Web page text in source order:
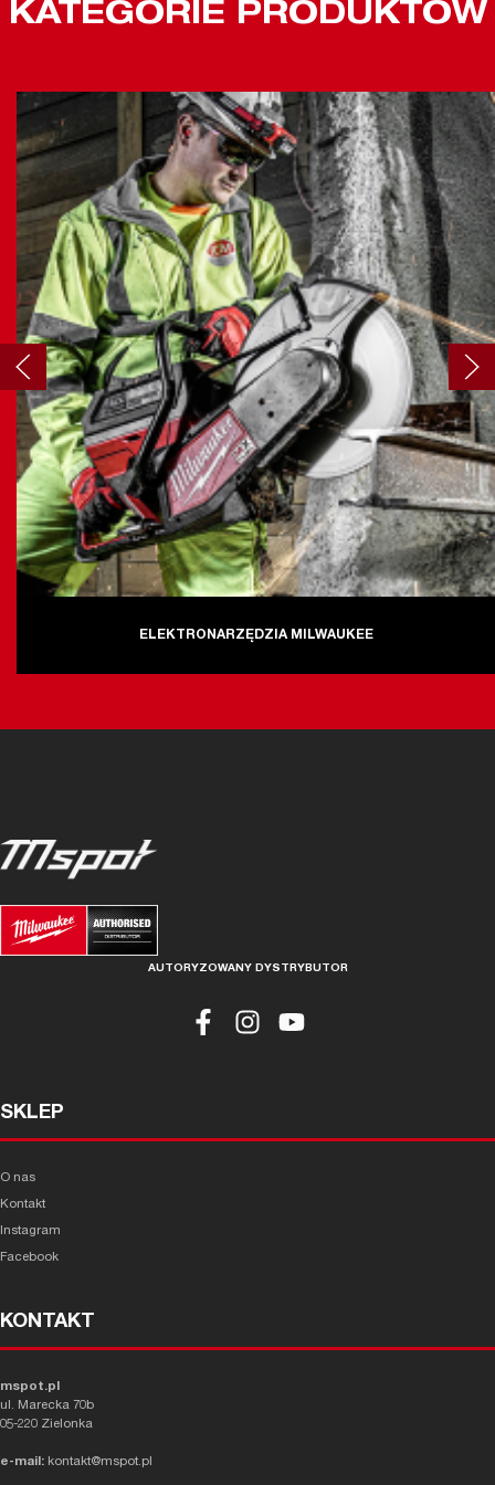
KATEGORIE PRODUKTÓW
ELEKTRONARZĘDZIA MILWAUKEE
AUTORYZOWANY DYSTRYBUTOR
SKLEP
O nas
Kontakt
Instagram
Facebook
KONTAKT
mspot.pl
ul. Marecka 70b
05-220 Zielonka
e-mail: kontakt@mspot.pl